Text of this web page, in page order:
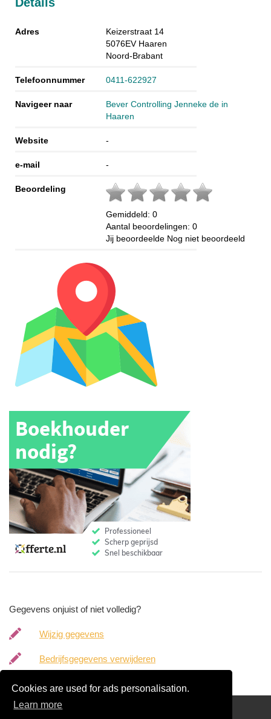
Cookies are used for ads personalisation.
Learn more
Adres
Keizerstraat 14
5076EV Haaren
Noord-Brabant
Telefoonnummer 0411-622927
Navigeer naar
Bever Controlling Jenneke de in
Haaren
Website -
e-mail -
Beoordeling
Gemiddeld: 0
Aantal beoordelingen: 0
Jij beoordeelde Nog niet beoordeeld
Gegevens onjuist of niet volledig?
Wijzig gegevens
Bedrijfsgegevens verwijderen
Gratis Boekhouder Offertes Vergelijken